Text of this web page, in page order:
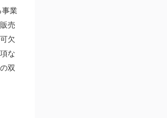
業
売
欠
な
双